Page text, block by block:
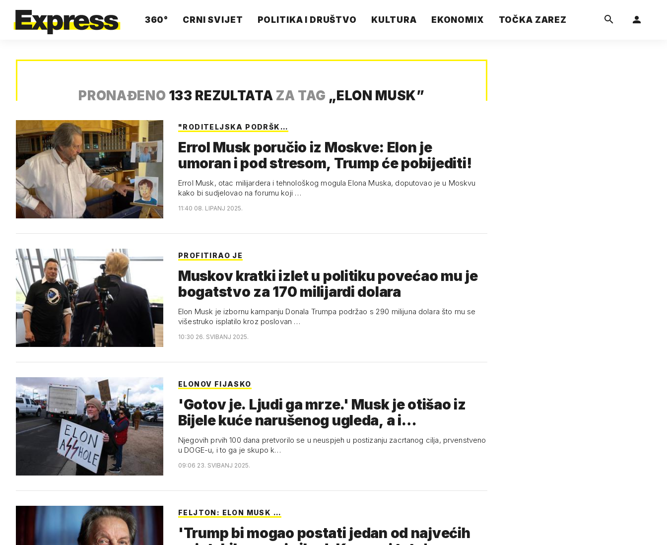
360° CRNI SVIJET POLITIKA I DRUŠTVO KULTURA EKONOMIX TOČKA ZAREZ
PRONAĐENO 133 REZULTATA ZA TAG „ELON MUSK”
"RODITELJSKA PODRŠK…
Errol Musk poručio iz Moskve: Elon je
umoran i pod stresom, Trump će pobijediti!
Errol Musk, otac milijardera i tehnološkog mogula Elona Muska, doputovao je u Moskvu
kako bi sudjelovao na forumu koji …
11:40 08. LIPANJ 2025.
PROFITIRAO JE
Muskov kratki izlet u politiku povećao mu je
bogatstvo za 170 milijardi dolara
Elon Musk je izbornu kampanju Donala Trumpa podržao s 290 milijuna dolara što mu se
višestruko isplatilo kroz poslovan …
10:30 26. SVIBANJ 2025.
ELONOV FIJASKO
'Gotov je. Ljudi ga mrze.' Musk je otišao iz
Bijele kuće narušenog ugleda, a i…
Njegovih prvih 100 dana pretvorilo se u neuspjeh u postizanju zacrtanog cilja, prvenstveno
u DOGE-u, i to ga je skupo k…
09:06 23. SVIBANJ 2025.
FELJTON: ELON MUSK …
'Trump bi mogao postati jedan od najvećih